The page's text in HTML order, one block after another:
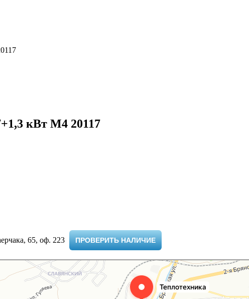
кВт М4 20117
65, оф. 223 ПРОВЕРИТЬ НАЛИЧИЕ